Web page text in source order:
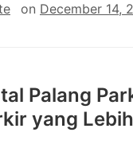
on December 14,
Palang
yang